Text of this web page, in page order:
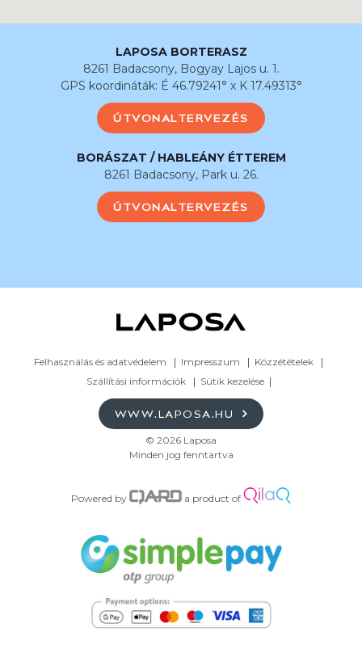
LAPOSA BORTERASZ
8261 Badacsony, Bogyay Lajos u. 1.
GPS koordináták: É 46.79241° x K 17.49313°
ÚTVONALTERVEZÉS
BORÁSZAT / HABLEÁNY ÉTTEREM
8261 Badacsony, Park u. 26.
ÚTVONALTERVEZÉS
Felhasználás és adatvédelem Impresszum
Közzétételek
Szállítási információk
Sütik kezelése
WWW.LAPOSA.HU
© 2026 Laposa
Minden jog fenntartva
Powered by a product of